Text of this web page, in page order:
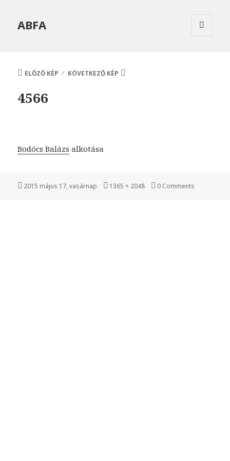
ABFA
ELŐZŐ KÉP
KÖVETKEZŐ KÉP
4566
Bodócs Balázs alkotása
Közzétéve
2015 május 17, vasárnap
Teljes
1365 × 2048 0 Comments